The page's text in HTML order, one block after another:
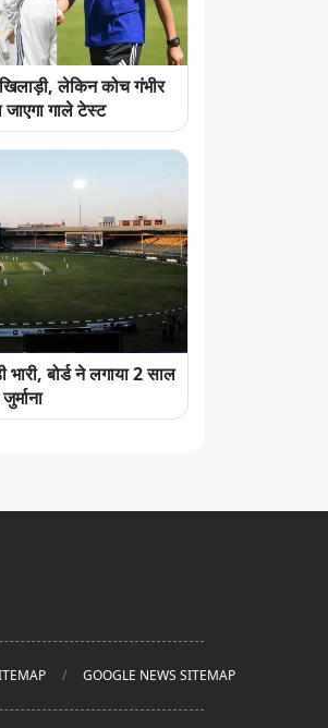
लेकिन कोच गंभीर
गाले टेस्ट
बोर्ड ने लगाया 2 साल
GOOGLE NEWS SITEMAP